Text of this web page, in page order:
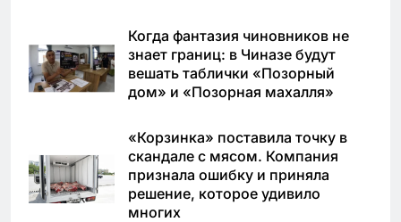
Когда фантазия чиновников не
знает границ: в Чиназе будут
вешать таблички «Позорный
дом» и «Позорная махалля»
«Корзинка» поставила точку в
скандале с мясом. Компания
признала ошибку и приняла
решение, которое удивило
многих